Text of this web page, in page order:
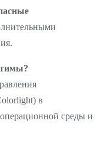
в
среды и